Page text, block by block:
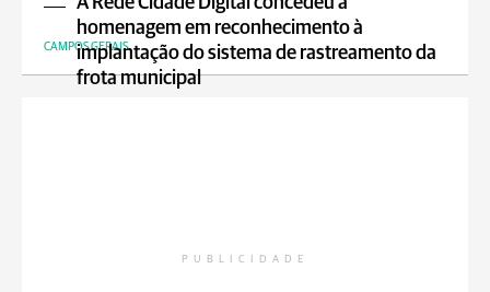
homenagem em reconhecimento à
implantação do sistema de rastreamento da
frota municipal
CAMPOS GERAIS
PUBLICIDADE